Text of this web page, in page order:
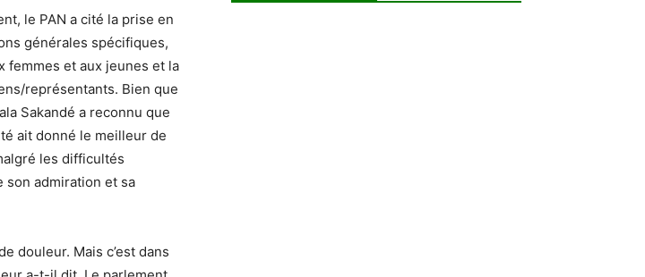
le PAN a cité la prise en
générales spécifiques,
femmes et aux jeunes et la
représentants. Bien que
Sakandé a reconnu que
ait donné le meilleur de
les difficultés
son admiration et sa
douleur. Mais c’est dans